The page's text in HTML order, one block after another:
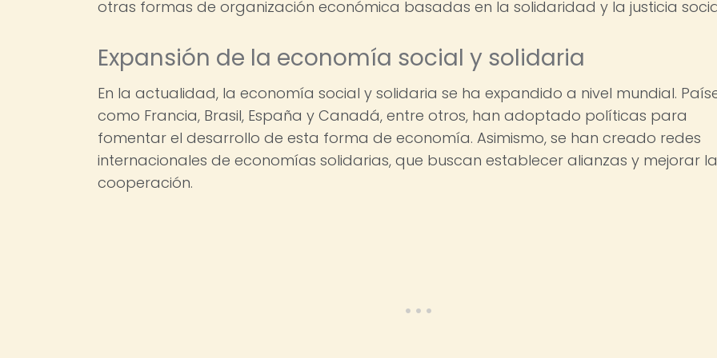
otras formas de organización económica basadas en la solidaridad y la justicia
Expansión de la economía social y solidaria
En la actualidad, la economía social y solidaria se ha expandido a nivel mundial.
como Francia, Brasil, España y Canadá, entre otros, han adoptado políticas para
fomentar el desarrollo de esta forma de economía. Asimismo, se han creado redes
internacionales de economías solidarias, que buscan establecer alianzas y mejorar la
cooperación.